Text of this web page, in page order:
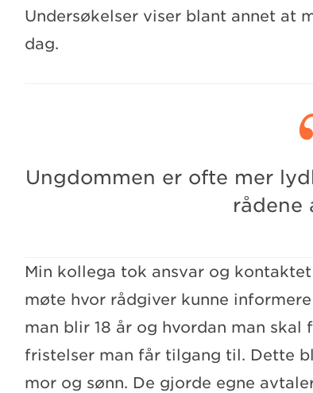
Undersøkelser viser blant annet at
dag.
Ungdommen er ofte mer
rådene
Min kollega tok ansvar og
møte hvor rådgiver kunne
man blir 18 år og hvordan man
fristelser man får tilgang til. Dette
mor og sønn. De gjorde egne